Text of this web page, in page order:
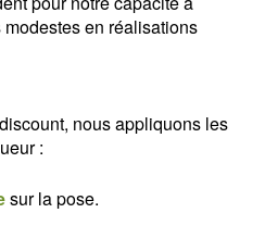
en réalisations
nous appliquons les
:
sur la pose.